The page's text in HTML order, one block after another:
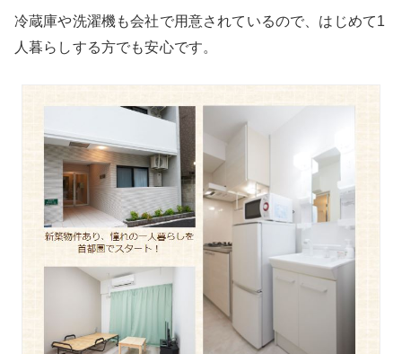
冷蔵庫や洗濯機も会社で用意されているので、はじめて1
人暮らしする方でも安心です。